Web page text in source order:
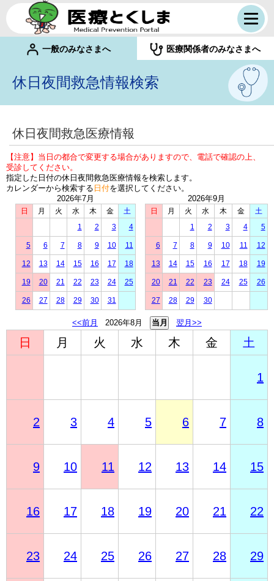
一般のみなさまへ 医療関係者のみなさまへ
休日夜間救急情報検索